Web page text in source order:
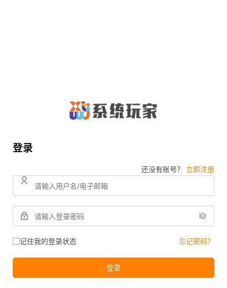
登录
还没有账号？ 立即注册
记住我的登录状态 忘记密码？
登录